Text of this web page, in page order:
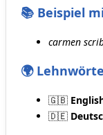
📚 Beispiel
carmen
🌍
🇬🇧
🇩🇪